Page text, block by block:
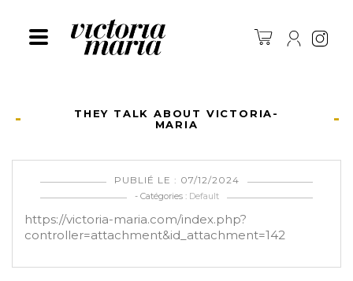
THEY TALK ABOUT VICTORIA-
MARIA
PUBLIÉ LE : 07/12/2024
- Catégories : Default
https://victoria-maria.com/index.php?
controller=attachment&id_attachment=142